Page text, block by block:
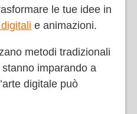
le tue idee in
e animazioni.
metodi tradizionali
imparando a
digitale può